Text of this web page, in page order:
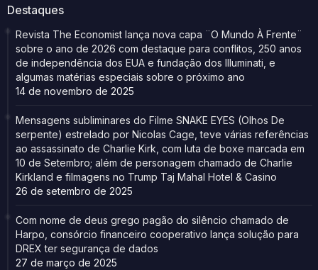
Destaques
Revista The Economist lança nova capa ¨O Mundo À Frente¨
sobre o ano de 2026 com destaque para conflitos, 250 anos
de independência dos EUA e fundação dos Illuminati, e
algumas matérias especiais sobre o próximo ano
14 de novembro de 2025
Mensagens subliminares do Filme SNAKE EYES (Olhos De
serpente) estrelado por Nicolas Cage, teve várias referências
ao assassinato de Charlie Kirk, com luta de boxe marcada em
10 de Setembro; além de personagem chamado de Charlie
Kirkland e filmagens no Trump Taj Mahal Hotel & Casino
26 de setembro de 2025
Com nome de deus grego pagão do silêncio chamado de
Harpo, consórcio financeiro cooperativo lança solução para
DREX ter segurança de dados
27 de março de 2025